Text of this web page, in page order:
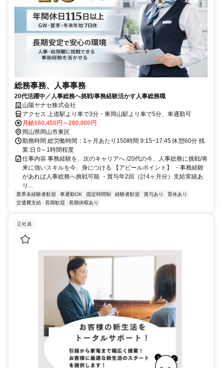
総務事務、人事事務
20代活躍中／人事総務へ挑戦/事務経験活かす人事総務職
山陽ヤナセ株式会社
アクセス 上道駅より車で3分・東岡山駅より車で5分、車通勤可
月給160,450円～280,000円
岡山県岡山市東区
勤務時間 総労働時間：1ヶ月あたり150時間 9:15~17:45 休憩60分 残
業:日 0～1時間程度
仕事内容 事務経験を、次のキャリアへ /20代の今、人事総務に挑戦/将
来に強いスキルを今、身につける 【アピールポイント】 ・事務経験
があれば人事総務へ挑戦可能 ・賞与年2回（計4ヶ月分）支給実績あ
り...
業界未経験者歓迎 車通勤OK 固定時間制 経験者歓迎 賞与あり
育休あり
交通費支給
長期歓迎 長期休暇あり
正社員